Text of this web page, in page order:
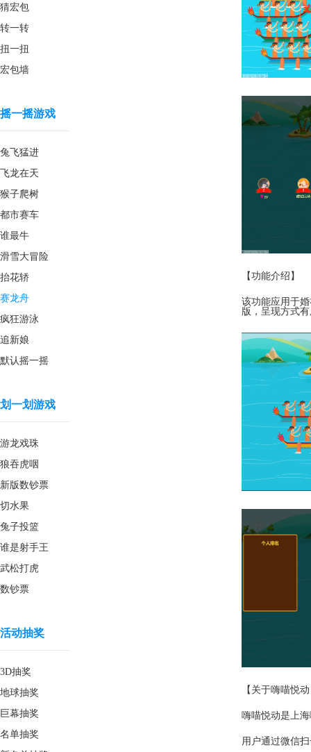
猜宏包
转一转
扭一扭
宏包墙
摇一摇游戏
兔飞猛进
飞龙在天
猴子爬树
都市赛车
谁最牛
滑雪大冒险
抬花轿
赛龙舟
疯狂游泳
追新娘
默认摇一摇
划一划游戏
游龙戏珠
狼吞虎咽
新版数钞票
切水果
兔子投篮
谁是射手王
武松打虎
数钞票
活动抽奖
3D抽奖
地球抽奖
巨幕抽奖
名单抽奖
【功能介绍】
该功能应用于
版，呈现方式
【关于嗨喵悦
嗨喵悦动是上
用户通过微信